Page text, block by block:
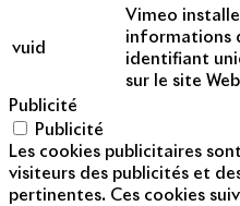
vuid
Vimeo
informations
identifiant
sur le site
Publicité
Publicité
Les cookies publicitaires
visiteurs des publicités et
pertinentes. Ces cookies